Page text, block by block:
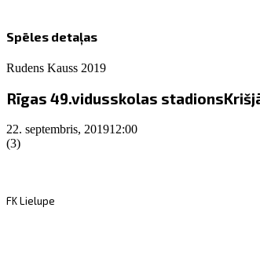
Spēles detaļas
Rudens Kauss 2019
Rīgas 49.vidusskolas stadions
22. septembris, 201912:00
(3)
FK Lielupe